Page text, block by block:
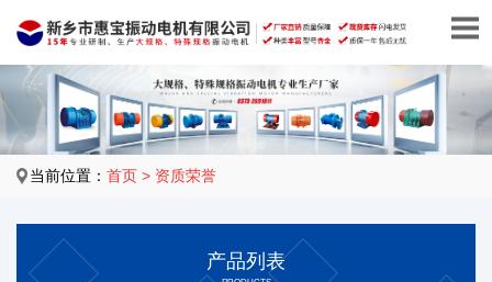
当前位置： 首页> 资质荣誉
产品列表